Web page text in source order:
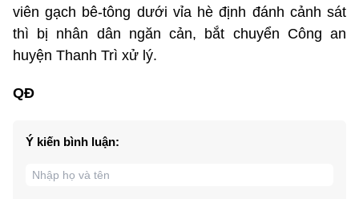
viên gạch bê-tông dưới vỉa hè định đánh cảnh sát
thì bị nhân dân ngăn cản, bắt chuyển Công an
huyện Thanh Trì xử lý.
QĐ
Ý kiến bình luận: